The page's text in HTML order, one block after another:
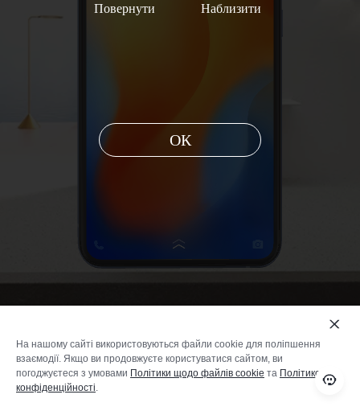
Чорне дзеркало
Наблизити
Повернути
ОК
На нашому сайті використовуються файли cookie для поліпшення
взаємодії. Якщо ви продовжуєте користуватися сайтом, ви
погоджуєтеся з умовами Політики щодо файлів cookie та Політикою
конфіденційності.